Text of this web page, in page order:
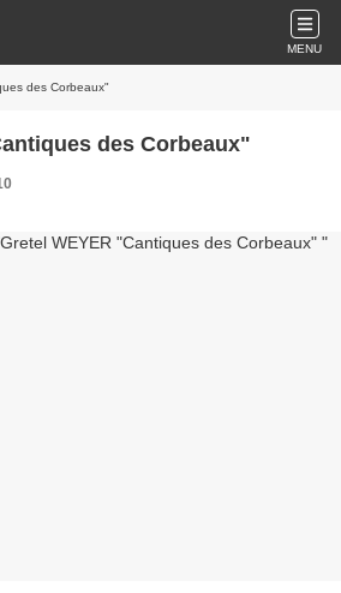
MENU
des Corbeaux"
des Corbeaux"